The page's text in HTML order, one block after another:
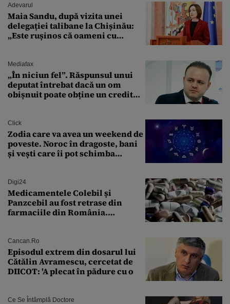
Adevarul
Maia Sandu, după vizita unei
delegației talibane la Chișinău:
„Este rușinos că oameni cu
Mediafax
„În niciun fel”. Răspunsul unui
deputat întrebat dacă un om
obișnuit poate obține un credit
Click
Zodia care va avea un weekend de
poveste. Noroc în dragoste, bani
și vești care îi pot schimba
Digi24
Medicamentele Colebil și
Panzcebil au fost retrase din
farmaciile din România.
Cancan.ro
Episodul extrem din dosarul lui
Cătălin Avramescu, cercetat de
DIICOT: 'A plecat în pădure cu o
Ce Se Întâmplă Doctore